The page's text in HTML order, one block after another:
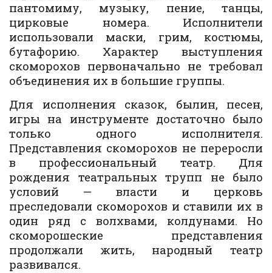
пантомиму, музыку, пение, танцы,
цирковые номера. Исполнители
использовали маски, грим, костюмы,
бутафорию. Характер выступления
скоморохов первоначально не требовал
объединения их в большие группы.
Для исполнения сказок, былин, песен,
игры на инструменте достаточно было
только одного исполнителя.
Представления скоморохов не переросли
в профессиональный театр. Для
рождения театральных трупп не было
условий — власти и церковь
преследовали скоморохов и ставили их в
один ряд с волхвами, колдунами. Но
скоморошеские представления
продолжали жить, народный театр
развивался.